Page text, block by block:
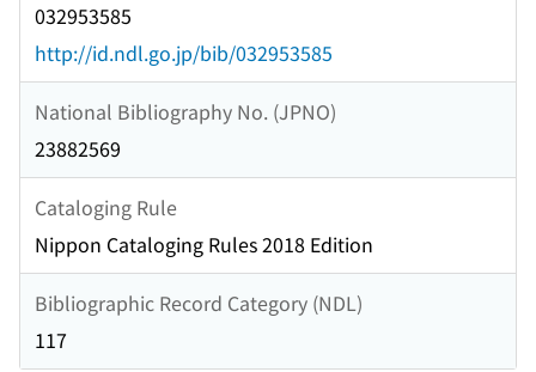
032953585
http://id.ndl.go.jp/bib/032953585
National Bibliography No. (JPNO)
23882569
Cataloging Rule
Nippon Cataloging Rules 2018 Edition
Bibliographic Record Category (NDL)
117